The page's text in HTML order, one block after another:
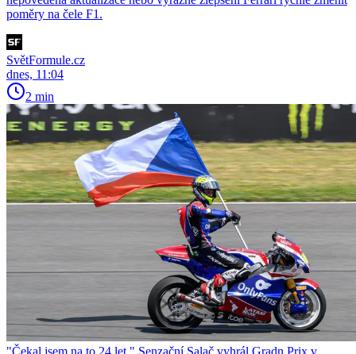
poměry na čele F1.
SvětFormule.cz
dnes, 11:04
2 min
"Čekal jsem na to 24 let." Senzační Salač vyhrál Gradn Prix v